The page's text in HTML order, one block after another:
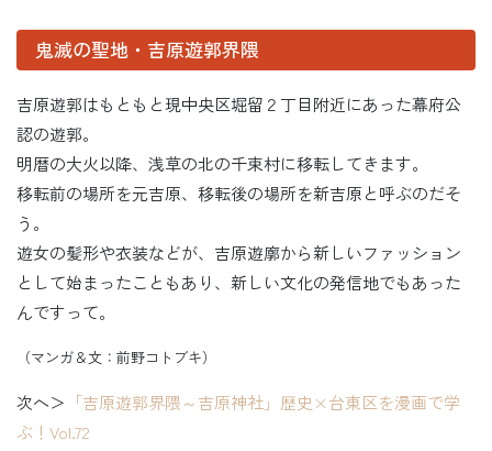
鬼滅の聖地・吉原遊郭界隈
吉原遊郭はもともと現中央区堀留２丁目附近にあった幕府公
認の遊郭。
明暦の大火以降、浅草の北の千束村に移転してきます。
移転前の場所を元吉原、移転後の場所を新吉原と呼ぶのだそ
う。
遊女の髪形や衣装などが、吉原遊廓から新しいファッション
として始まったこともあり、新しい文化の発信地でもあった
んですって。
（マンガ＆文：前野コトブキ）
次へ＞ 「吉原遊郭界隈～吉原神社」歴史×台東区を漫画で学
ぶ！Vol.72